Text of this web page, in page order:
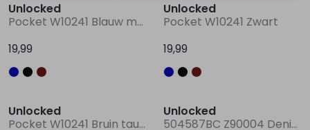
Unlocked
Pocket W10241 Blauw marine
19,99
Unlocked
Pocket W10241 Zwart
19,99
Unlocked
Pocket W10241 Bruin taupe
Unlocked
504587BC Z90004 Denim darkwashed